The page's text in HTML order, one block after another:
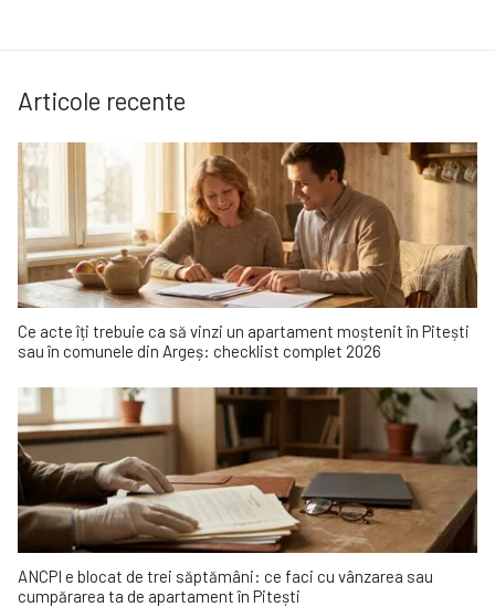
Articole recente
Ce acte îți trebuie ca să vinzi un apartament moștenit în Pitești
sau în comunele din Argeș: checklist complet 2026
ANCPI e blocat de trei săptămâni: ce faci cu vânzarea sau
cumpărarea ta de apartament în Pitești